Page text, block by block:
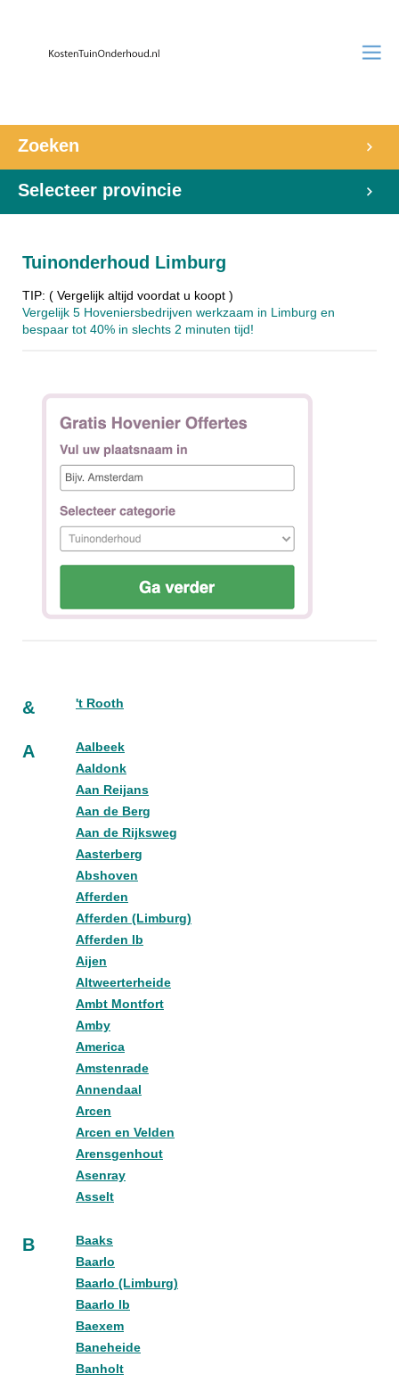
Zoeken
Selecteer provincie
Tuinonderhoud Limburg
TIP: ( Vergelijk altijd voordat u koopt )
Vergelijk 5 Hoveniersbedrijven werkzaam in Limburg en
bespaar tot 40% in slechts 2 minuten tijd!
& 't Rooth
A
Aalbeek
Aaldonk
Aan Reijans
Aan de Berg
Aan de Rijksweg
Aasterberg
Abshoven
Afferden
Afferden (Limburg)
Afferden lb
Aijen
Altweerterheide
Ambt Montfort
Amby
America
Amstenrade
Annendaal
Arcen
Arcen en Velden
Arensgenhout
Asenray
Asselt
B
Baaks
Baarlo
Baarlo (Limburg)
Baarlo lb
Baexem
Baneheide
Banholt